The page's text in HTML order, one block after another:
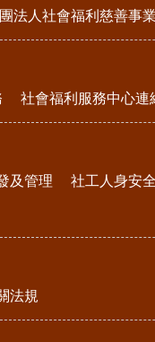
法人社會福利慈善事
社會福利服務中心連
及管理 社工人身安全
法規